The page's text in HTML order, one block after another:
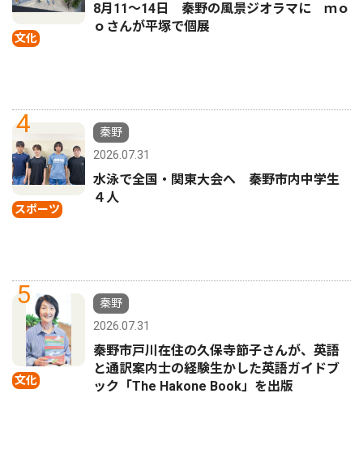
文化
8月11〜14日 秦野の風景ジオラマに ｍｏ
ｏさんが平塚で個展
4
スポーツ
秦野
2026.07.31
水泳で全国・関東大会へ 秦野市内中学生
４人
5
文化
秦野
2026.07.31
秦野市戸川在住の久保寺節子さんが、英語
と通訳案内士の経験生かした英語ガイドブ
ック「The Hakone Book」を出版